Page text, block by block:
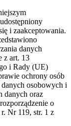
i zaakceptowania.
danych
z art. 13
i Rady (UE)
ochrony osób
osobowych i
danych oraz
o
Nr 119, str. 1 z